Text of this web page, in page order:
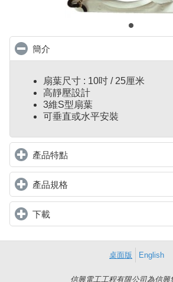
簡介
扇葉尺寸 : 10吋 / 25厘米
高靜壓設計
3維S型扇葉
可垂直或水平安裝
產品特點click to expand contents
產品規格
下載click to expand contents
桌面版 English
信興電工工程有限公司為信興